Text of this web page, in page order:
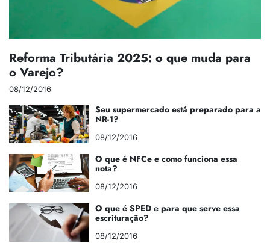
Reforma Tributária 2025: o que muda para
o Varejo?
08/12/2016
Seu supermercado está preparado para a
NR-1?
08/12/2016
O que é NFCe e como funciona essa
nota?
08/12/2016
O que é SPED e para que serve essa
escrituração?
08/12/2016